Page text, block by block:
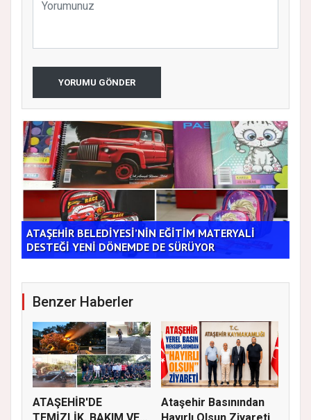
YORUMU GÖNDER
ATAŞEHİR BELEDİYESİ’NİN EĞİTİM MATERYALİ
DESTEĞİ YENİ DÖNEMDE DE SÜRÜYOR
Benzer Haberler
ATAŞEHİR'DE
TEMİZLİK, BAKIM VE
Ataşehir Basınından
Hayırlı Olsun Ziyareti